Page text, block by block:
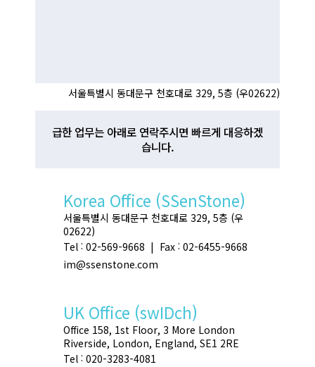
서울특별시 동대문구 천호대로 329, 5층 (우02622)
급한 업무는 아래로 연락주시면 빠르게 대응하겠
습니다.
Korea Office (SSenStone)
서울특별시 동대문구 천호대로 329, 5층 (우
02622)
Tel : 02-569-9668 | Fax : 02-6455-9668
im@ssenstone.com
UK Office (swIDch)
Office 158, 1st Floor, 3 More London
Riverside, London, England, SE1 2RE
Tel : 020-3283-4081